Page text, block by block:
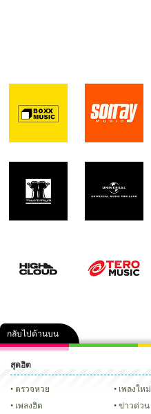
กลับไปด้านบน
คลิป ภาพ
Glitter
สุดฮิต
ตรวจหวย
เพลงใหม่
เพลงฮิต
ข่าวด่วน